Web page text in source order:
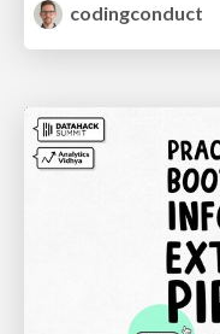
codingconduct